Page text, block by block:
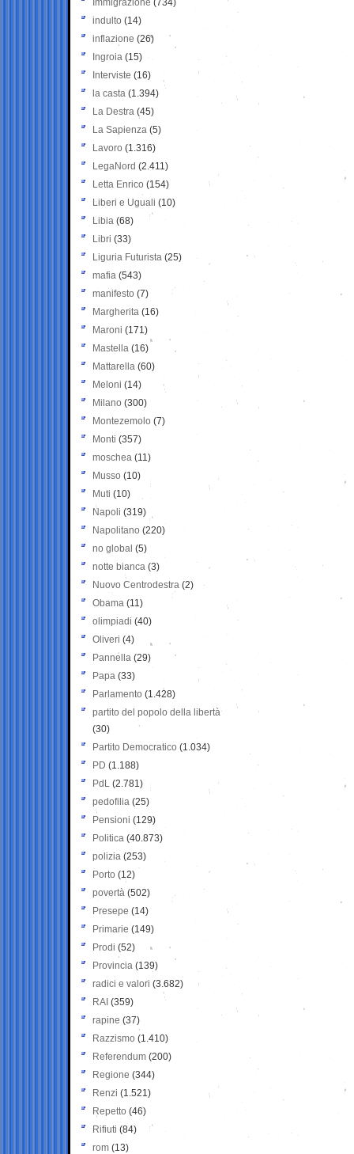
Immigrazione (734)
indulto (14)
inflazione (26)
Ingroia (15)
Interviste (16)
la casta (1.394)
La Destra (45)
La Sapienza (5)
Lavoro (1.316)
LegaNord (2.411)
Letta Enrico (154)
Liberi e Uguali (10)
Libia (68)
Libri (33)
Liguria Futurista (25)
mafia (543)
manifesto (7)
Margherita (16)
Maroni (171)
Mastella (16)
Mattarella (60)
Meloni (14)
Milano (300)
Montezemolo (7)
Monti (357)
moschea (11)
Musso (10)
Muti (10)
Napoli (319)
Napolitano (220)
no global (5)
notte bianca (3)
Nuovo Centrodestra (2)
Obama (11)
olimpiadi (40)
Oliveri (4)
Pannella (29)
Papa (33)
Parlamento (1.428)
partito del popolo della libertà
(30)
Partito Democratico (1.034)
PD (1.188)
PdL (2.781)
pedofilia (25)
Pensioni (129)
Politica (40.873)
polizia (253)
Porto (12)
povertà (502)
Presepe (14)
Primarie (149)
Prodi (52)
Provincia (139)
radici e valori (3.682)
RAI (359)
rapine (37)
Razzismo (1.410)
Referendum (200)
Regione (344)
Renzi (1.521)
Repetto (46)
Rifiuti (84)
rom (13)